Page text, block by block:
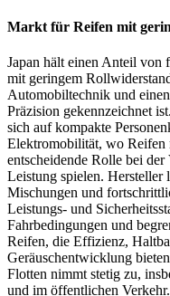
Markt für Reifen mit
Japan hält einen Anteil von
mit geringem
Automobiltechnik und
Präzision gekennzeichnet
sich auf kompakte
Elektromobilität, wo Reifen
entscheidende Rolle bei
Leistung spielen. Hersteller
Mischungen und
Leistungs- und
Fahrbedingungen und
Reifen, die Effizienz,
Geräuschentwicklung
Flotten nimmt stetig zu,
und im öffentlichen